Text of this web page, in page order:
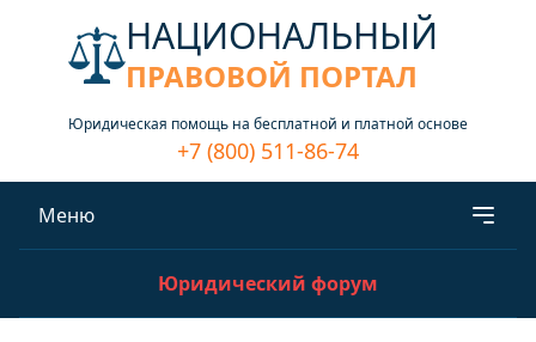
НАЦИОНАЛЬНЫЙ
ПРАВОВОЙ ПОРТАЛ
Юридическая помощь на бесплатной и платной основе
+7 (800) 511-86-74
Меню
Юридический форум